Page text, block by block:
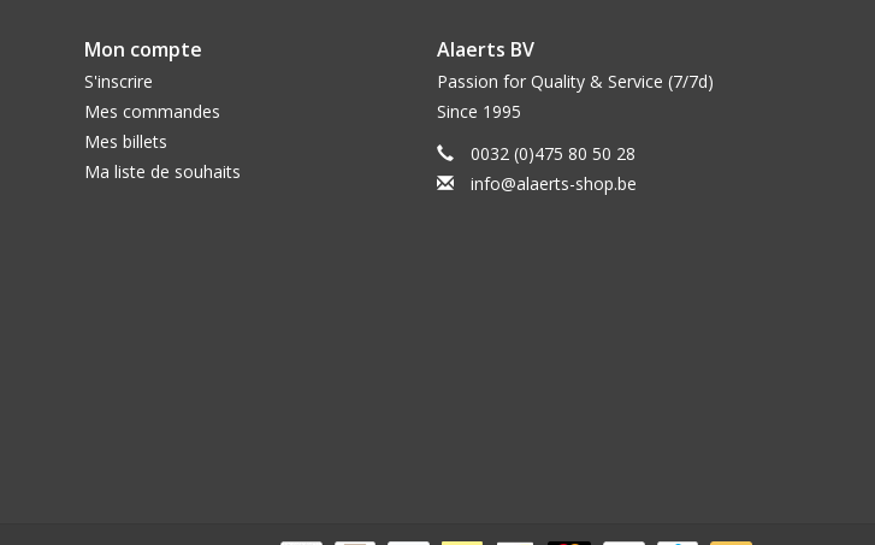
Mon compte
S'inscrire
Mes commandes
Mes billets
Ma liste de souhaits
Alaerts BV
Passion for Quality & Service (7/7d)
Since 1995
0032 (0)475 80 50 28
info@alaerts-shop.be